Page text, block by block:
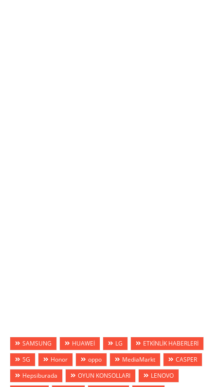
SAMSUNG HUAWEİ LG
ETKİNLİK HABERLERİ
5G
Honor oppo MediaMarkt
CASPER
Hepsiburada
OYUN KONSOLLARI
LENOVO